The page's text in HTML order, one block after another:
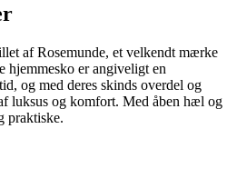
af Rosemunde, et velkendt mærke
hjemmesko er angiveligt en
og med deres skinds overdel og
luksus og komfort. Med åben hæl og
praktiske.